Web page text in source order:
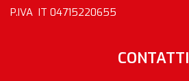
P.IVA IT 04715220655
CONTATTI